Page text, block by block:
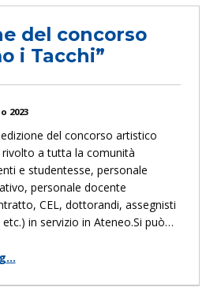
del concorso
i Tacchi”
2023
del concorso artistico
a tutta la comunità
e studentesse, personale
personale docente
CEL, dottorandi, assegnisti
in servizio in Ateneo.Si può…
“III Edizione del concorso “Puntiamo i Tacchi””
…